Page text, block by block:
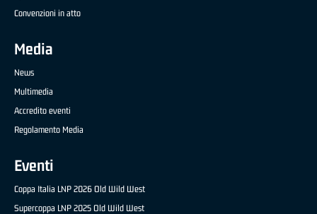
Convenzioni in atto
Media
News
Multimedia
Accredito eventi
Regolamento Media
Eventi
Coppa Italia LNP 2026 Old Wild West
Supercoppa LNP 2025 Old Wild West